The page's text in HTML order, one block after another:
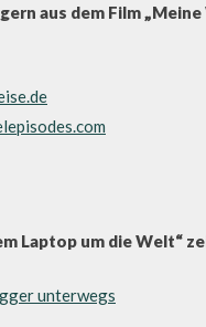
aus dem Film
Laptop um die Welt“
unterwegs